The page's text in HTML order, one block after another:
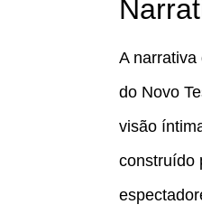
A narrativa
do Novo
visão
construído